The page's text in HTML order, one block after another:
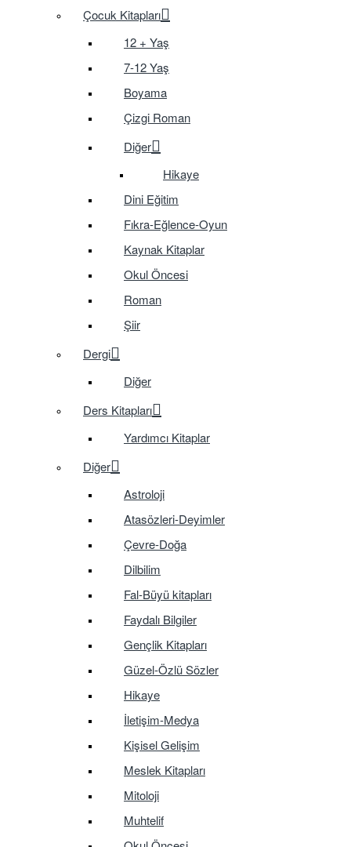
Çocuk Kitapları
12 + Yaş
7-12 Yaş
Boyama
Çizgi Roman
Diğer
Hikaye
Dini Eğitim
Fıkra-Eğlence-Oyun
Kaynak Kitaplar
Okul Öncesi
Roman
Şiir
Dergi
Diğer
Ders Kitapları
Yardımcı Kitaplar
Diğer
Astroloji
Atasözleri-Deyimler
Çevre-Doğa
Dilbilim
Fal-Büyü kitapları
Faydalı Bilgiler
Gençlik Kitapları
Güzel-Özlü Sözler
Hikaye
İletişim-Medya
Kişisel Gelişim
Meslek Kitapları
Mitoloji
Muhtelif